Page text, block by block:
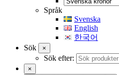
Språk
Svenska
English
한국어
Sök
×
Sök efter:
×